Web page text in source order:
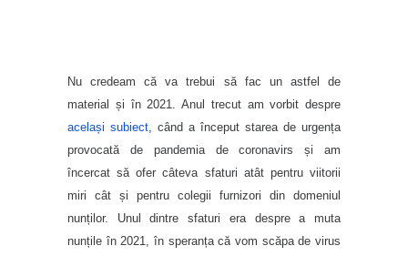
Nu credeam că va trebui să fac un astfel de
material și în 2021. Anul trecut am vorbit despre
același subiect, când a început starea de urgența
provocată de pandemia de coronavirs și am
încercat să ofer câteva sfaturi atât pentru viitorii
miri cât și pentru colegii furnizori din domeniul
nunților. Unul dintre sfaturi era despre a muta
nunțile în 2021, în speranța că vom scăpa de virus